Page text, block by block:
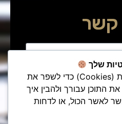
קשר
שלך
אנחנו משתמשים בעוגיות (Cookies) כדי לשפר את
התוכן עבורך ולהבין איך
לאשר הכול, או לדחות